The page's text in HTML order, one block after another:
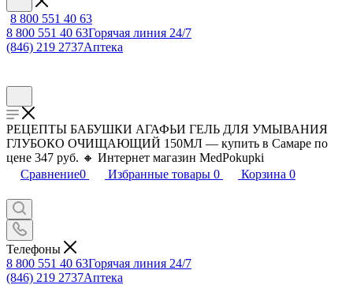
8 800 551 40 63
8 800 551 40 63Горячая линия 24/7
(846) 219 2737Аптека
РЕЦЕПТЫ БАБУШКИ АГАФЬИ ГЕЛЬ ДЛЯ УМЫВАНИЯ
ГЛУБОКО ОЧИЩАЮЩИЙ 150МЛ — купить в Самаре по
цене 347 руб. 🔸 Интернет магазин MedPokupki
Сравнение0 Избранные товары 0 Корзина 0
Телефоны
8 800 551 40 63Горячая линия 24/7
(846) 219 2737Аптека